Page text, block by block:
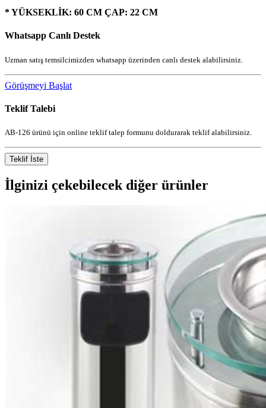
* YÜKSEKLİK: 60 CM ÇAP: 22 CM
Whatsapp Canlı Destek
Uzman satış temsilcimizden whatsapp üzerinden canlı destek alabilirsiniz.
Görüşmeyi Başlat
Teklif Talebi
AB-126 ürünü için online teklif talep formunu doldurarak teklif alabilirsiniz.
Teklif İste
İlginizi çekebilecek diğer ürünler